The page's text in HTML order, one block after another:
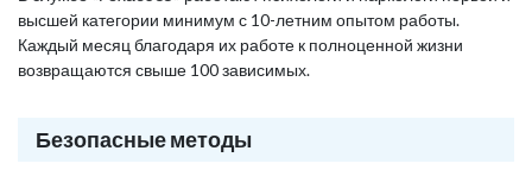
высшей категории минимум с 10-летним опытом работы.
Каждый месяц благодаря их работе к полноценной жизни
возвращаются свыше 100 зависимых.
Безопасные методы